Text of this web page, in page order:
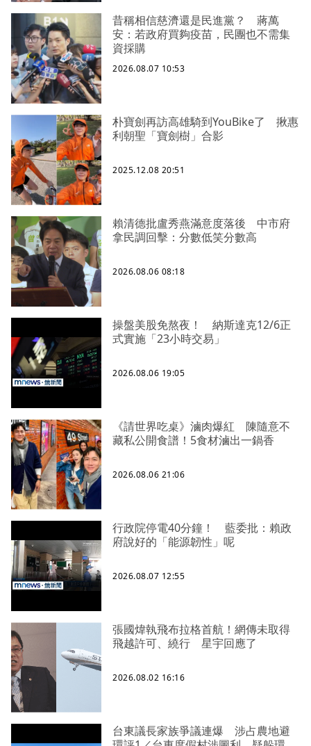
昔稱相信慈濟還是民進黨？ 蔣萬
安：若政府買夠疫苗，民團也不需集
資採購
2026.08.07 10:53
朴寶劍再訪高雄騎到YouBike了 揪惠
利朝聖「寶劍樹」合影
2025.12.08 20:51
賴清德批盧秀燕滿意度落後 中市府
拿民調回擊：分數低笑分數高
2026.08.06 08:18
操盤美股免熬夜！ 納斯達克12/6正
式實施「23小時交易」
2026.08.06 19:05
《請世界吃桌》滷肉爆紅 陳隨意不
藏私公開食譜！5食材滷出一鍋香
2026.08.06 21:06
行政院停電40分鐘！ 藍委批：賴政
府說好的「能源韌性」呢
2026.08.07 12:55
張國煒執飛布拉格首航！網傳未取得
飛越許可、繞行 星宇回應了
2026.08.02 16:16
台東議長家族爭議連爆 涉占農地避